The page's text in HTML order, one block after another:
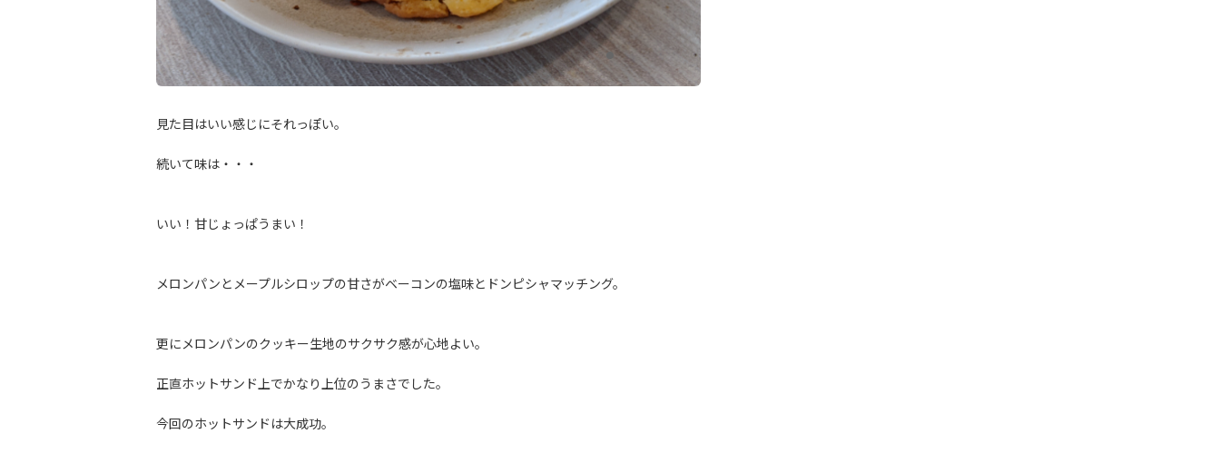
見た目はいい感じにそれっぽい。
続いて味は・・・
いい！甘じょっぱうまい！
メロンパンとメープルシロップの甘さがベーコンの塩味とドンピシャマッチング。
更にメロンパンのクッキー生地のサクサク感が心地よい。
正直ホットサンド上でかなり上位のうまさでした。
今回のホットサンドは大成功。